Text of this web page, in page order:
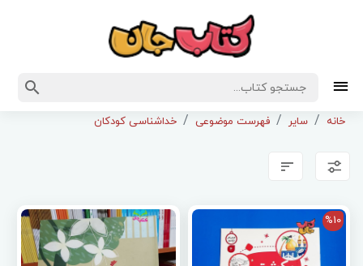
خانه سایر فهرست موضوعی خداشناسی کودکان
%10